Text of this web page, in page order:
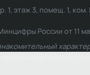
1, этаж 3, помещ. 1,
России от 11